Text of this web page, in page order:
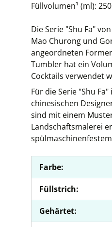
Füllvolumen¹ (ml): 250
Die Serie "Shu Fa"
Mao Churong und
angeordneten
Tumbler hat ein
Cocktails verwendet
Für die Serie "Shu
chinesischen
sind mit einem
Landschaftsmalerei
Farbe:
Füllstrich:
Gehärtet: